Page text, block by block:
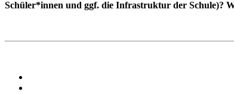
Schüler*innen und ggf. die Infrastruktur der Schule)?